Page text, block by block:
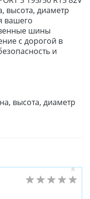
высота, диаметр
вашего
шины
с дорогой в
и
высота, диаметр